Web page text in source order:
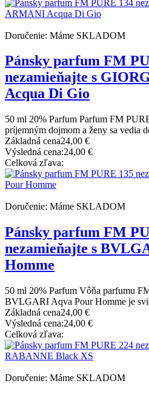
Doručenie: Máme SKLADOM
Pánsky parfum FM
nezamieňajte s
Acqua Di Gio
50 ml 20% Parfum Parfum FM
príjemným dojmom a ženy sa vedia
Základná cena24,00 €
Výsledná cena:24,00 €
Celková zľava:
Doručenie: Máme SKLADOM
Pánsky parfum FM
nezamieňajte s
Homme
50 ml 20% Parfum Vôňa parfumu
BVLGARI Aqva Pour Homme je
Základná cena24,00 €
Výsledná cena:24,00 €
Celková zľava:
Doručenie: Máme SKLADOM